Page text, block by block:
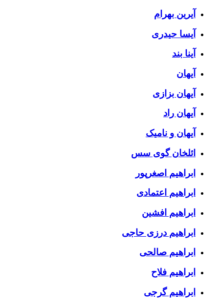
آیرین بهرام
آیسا حیدری
آینا بند
آیهان
آیهان بزازی
آیهان راد
آیهان و نامیک
ائلخان گوی سس
ابراهیم اصغرپور
ابراهیم اعتمادی
ابراهیم افشین
ابراهیم درزی حاجی
ابراهیم صالحی
ابراهیم فلاح
ابراهیم گرجی